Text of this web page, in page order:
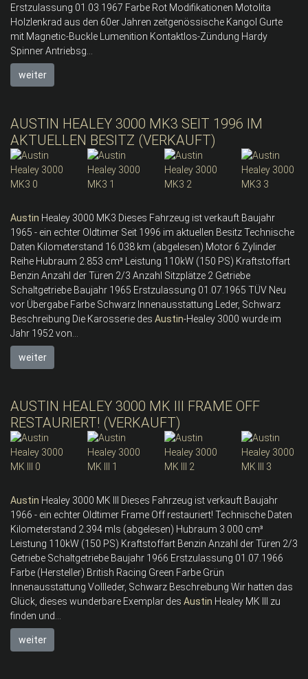
Erstzulassung 01.03.1967 Farbe Rot Modifikationen Motolita
Holzlenkrad aus den 60er Jahren zeitgenössische Kangol Gurte
mit Magnetic-Buckle Lumenition Kontaktlos-Zündung Hardy
Spinner Antriebsg...
weiter
AUSTIN HEALEY 3000 MK3 SEIT 1996 IM
AKTUELLEN BESITZ (VERKAUFT)
Austin Healey 3000 MK3 Dieses Fahrzeug ist verkauft Baujahr
1965 - ein echter Oldtimer Seit 1996 im aktuellen Besitz Technische
Daten Kilometerstand 16.038 km (abgelesen) Motor 6 Zylinder
Reihe Hubraum 2.853 cm³ Leistung 110kW (150 PS) Kraftstoffart
Benzin Anzahl der Türen 2/3 Anzahl Sitzplätze 2 Getriebe
Schaltgetriebe Baujahr 1965 Erstzulassung 01.07.1965 TÜV Neu
vor Übergabe Farbe Schwarz Innenausstattung Leder, Schwarz
Beschreibung Die Karosserie des Austin-Healey 3000 wurde im
Jahr 1952 von...
weiter
AUSTIN HEALEY 3000 MK III FRAME OFF
RESTAURIERT! (VERKAUFT)
Austin Healey 3000 MK III Dieses Fahrzeug ist verkauft Baujahr
1966 - ein echter Oldtimer Frame Off restauriert! Technische Daten
Kilometerstand 2.394 mls (abgelesen) Hubraum 3.000 cm³
Leistung 110kW (150 PS) Kraftstoffart Benzin Anzahl der Türen 2/3
Getriebe Schaltgetriebe Baujahr 1966 Erstzulassung 01.07.1966
Farbe (Hersteller) British Racing Green Farbe Grün
Innenausstattung Vollleder, Schwarz Beschreibung Wir hatten das
Glück, dieses wunderbare Exemplar des Austin Healey MK III zu
finden und...
weiter